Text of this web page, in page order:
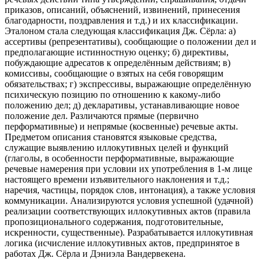
приказов, описаний, объяснений, извинений, принесения
благодарности, поздравления и т.д.) и их классификации.
Эталоном стала следующая классификация Дж. Сёрла: а)
ассертивы (репрезентативы), сообщающие о положении дел и
предполагающие истинностную оценку; б) директивы,
побуждающие адресатов к определённым действиям; в)
комиссивы, сообщающие о взятых на себя говорящим
обязательствах; г) экспрессивы, выражающие определённую
психическую позицию по отношению к какому-либо
положению дел; д) декларативы, устанавливающие новое
положение дел. Различаются прямые (первично
перформативные) и непрямые (косвенные) речевые акты.
Предметом описания становятся языковые средства,
служащие выявлению иллокутивных целей и функций
(глаголы, в особенности перформативные, выражающие
речевые намерения при условии их употребления в 1-м лице
настоящего времени изъявительного наклонения и т.д.;
наречия, частицы, порядок слов, интонация), а также условия
коммуникации. Анализируются условия успешной (удачной)
реализации соответствующих иллокутивных актов (правила
пропозиционального содержания, подготовительные,
искренности, существенные). Разрабатывается иллокутивная
логика (исчисление иллокутивных актов, предпринятое в
работах Дж. Сёрла и Дэниэла Вандервекена.